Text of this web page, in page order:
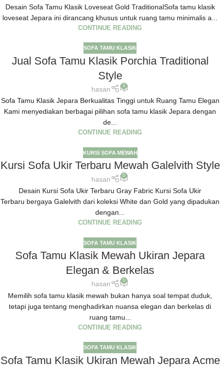
Desain Sofa Tamu Klasik Loveseat Gold TraditionalSofa tamu klasik
loveseat Jepara ini dirancang khusus untuk ruang tamu minimalis a...
CONTINUE READING
SOFA TAMU KLASIK
Jual Sofa Tamu Klasik Porchia Traditional
Style
hasan 0
Sofa Tamu Klasik Jepara Berkualitas Tinggi untuk Ruang Tamu Elegan
Kami menyediakan berbagai pilihan sofa tamu klasik Jepara dengan
de...
CONTINUE READING
KURSI SOFA MEWAH
Kursi Sofa Ukir Terbaru Mewah Galelvith Style
hasan 0
Desain Kursi Sofa Ukir Terbaru Gray Fabric Kursi Sofa Ukir
Terbaru bergaya Galelvith dari koleksi White dan Gold yang dipadukan
dengan...
CONTINUE READING
SOFA TAMU KLASIK
Sofa Tamu Klasik Mewah Ukiran Jepara
Elegan & Berkelas
hasan 0
Memilih sofa tamu klasik mewah bukan hanya soal tempat duduk,
tetapi juga tentang menghadirkan nuansa elegan dan berkelas di
ruang tamu...
CONTINUE READING
SOFA TAMU KLASIK
Sofa Tamu Klasik Ukiran Mewah Jepara Acme